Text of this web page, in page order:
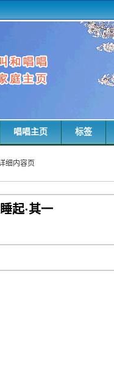
唱唱主页 标签
细内容页
起·其一